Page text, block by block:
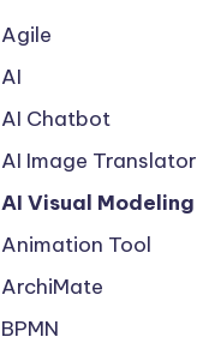
Agile
AI
AI Chatbot
AI Image Translator
AI Visual Modeling
Animation Tool
ArchiMate
BPMN